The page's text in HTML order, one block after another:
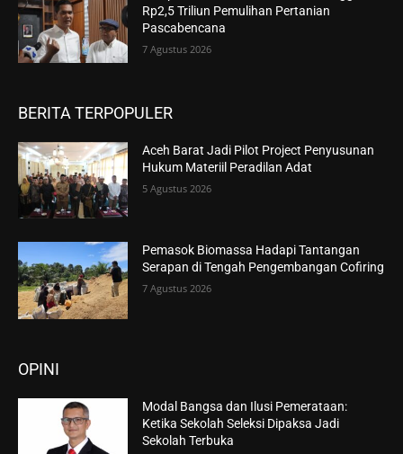
Rp2,5 Triliun Pemulihan Pertanian
Pascabencana
7 Agustus 2026
BERITA TERPOPULER
Aceh Barat Jadi Pilot Project Penyusunan
Hukum Materiil Peradilan Adat
5 Agustus 2026
Pemasok Biomassa Hadapi Tantangan
Serapan di Tengah Pengembangan Cofiring
7 Agustus 2026
OPINI
Modal Bangsa dan Ilusi Pemerataan:
Ketika Sekolah Seleksi Dipaksa Jadi
Sekolah Terbuka